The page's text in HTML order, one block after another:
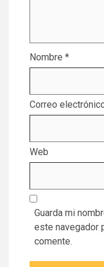
Nombre *
Correo
Web
Guarda mi
este navegador
comente.